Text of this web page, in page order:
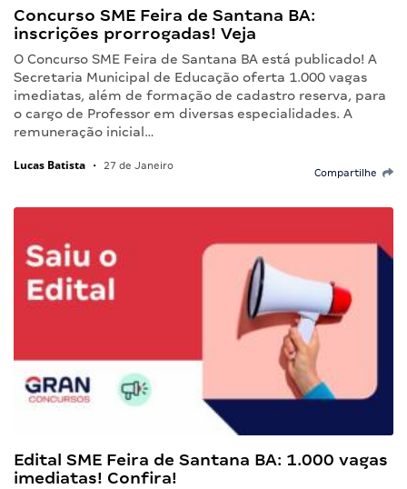
Concurso SME Feira de Santana BA:
inscrições prorrogadas! Veja
O Concurso SME Feira de Santana BA está publicado! A
Secretaria Municipal de Educação oferta 1.000 vagas
imediatas, além de formação de cadastro reserva, para
o cargo de Professor em diversas especialidades. A
remuneração inicial…
Lucas Batista • 27 de Janeiro
Compartilhe
Edital SME Feira de Santana BA: 1.000 vagas
imediatas! Confira!